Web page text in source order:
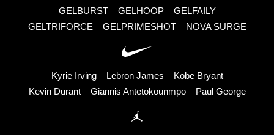
GELBURST GELHOOP
GELFAILY
GELTRIFORCE
GELPRIMESHOT NOVA SURGE
Kyrie Irving Lebron James
Kobe Bryant
Kevin Durant
Giannis Antetokounmpo Paul George